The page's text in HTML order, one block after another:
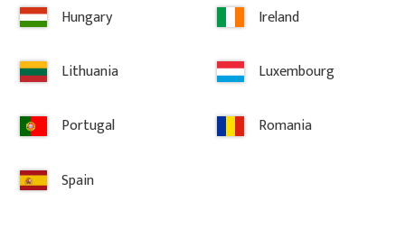
genuint uttryck i klassisk stil.
1 150
Lägg till i favoriter
Hungary Ireland
Lithuania Luxembourg
Portugal Romania
Spain